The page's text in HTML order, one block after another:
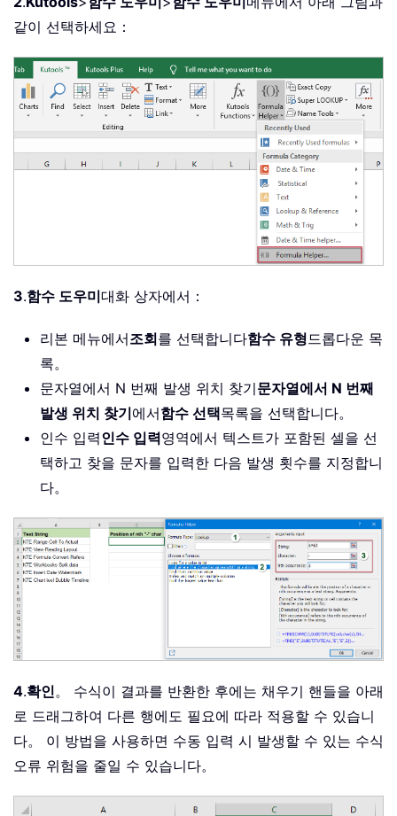
같이 선택하세요：
3.함수 도우미대화 상자에서：
리본 메뉴에서조회를 선택합니다함수 유형드롭다운 목
록。
문자열에서 N 번째 발생 위치 찾기문자열에서 N 번째
발생 위치 찾기에서함수 선택목록을 선택합니다。
인수 입력인수 입력영역에서 텍스트가 포함된 셀을 선
택하고 찾을 문자를 입력한 다음 발생 횟수를 지정합니
다。
4.확인。 수식이 결과를 반환한 후에는 채우기 핸들을 아래
로 드래그하여 다른 행에도 필요에 따라 적용할 수 있습니
다。 이 방법을 사용하면 수동 입력 시 발생할 수 있는 수식
오류 위험을 줄일 수 있습니다。